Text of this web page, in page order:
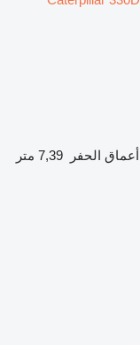
أعماق الحفر
7,39 متر